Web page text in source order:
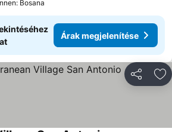
Bosana
Árak megjelenítése